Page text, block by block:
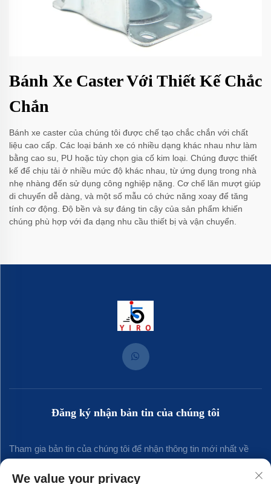
Bánh Xe Caster Với Thiết Kế Chắc
Chắn
Bánh xe caster của chúng tôi được chế tạo chắc chắn với chất
liệu cao cấp. Các loại bánh xe có nhiều dạng khác nhau như làm
bằng cao su, PU hoặc tùy chọn gia cố kim loại. Chúng được thiết
kế để chịu tải ở nhiều mức độ khác nhau, từ ứng dụng trong nhà
nhẹ nhàng đến sử dụng công nghiệp nặng. Cơ chế lăn mượt giúp
di chuyển dễ dàng, và một số mẫu có chức năng xoay để tăng
tính cơ động. Độ bền và sự đáng tin cậy của sản phẩm khiến
chúng phù hợp với đa dạng nhu cầu thiết bị và vận chuyển.
Đăng ký nhận bản tin của chúng tôi
Tham gia bản tin của chúng tôi để nhận thông tin mới nhất về
We value your privacy